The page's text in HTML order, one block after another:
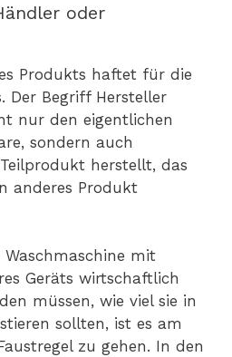
oder
Produkts haftet für die
Der Begriff Hersteller
nur den eigentlichen
sondern auch
herstellt, das
anderes Produkt
Waschmaschine mit
Geräts wirtschaftlich
müssen, wie viel sie in
sollten, ist es am
zu gehen. In den